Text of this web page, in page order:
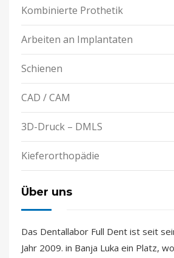
Kombinierte Prothetik
Arbeiten an Implantaten
Schienen
CAD / CAM
3D-Druck – DMLS
Kieferorthopädie
Über uns
Das Dentallabor Full Dent ist seit
Jahr 2009. in Banja Luka ein Platz,